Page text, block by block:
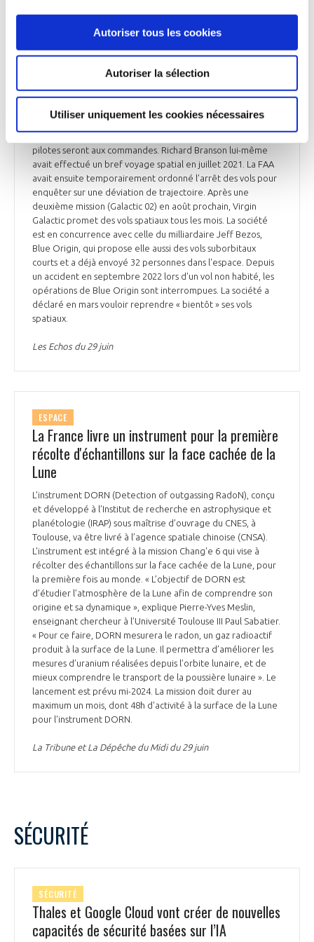
Autoriser tous les cookies
Autoriser la sélection
Utiliser uniquement les cookies nécessaires
par le milliardaire Richard Branson, doit faire décoller ce
jeudi aux Etats-Unis son premier vol commercial suborbital.
Le décollage est prévu de la base de Spaceport America,
dans le désert de l'Etat du Nouveau-Mexique, à 9 heures
locales (15 heures GMT). Quatre passagers embarqueront
dans le vaisseau : deux hauts gradés de l'armée de l'Air
italienne, un ingénieur du Conseil national de la recherche
pilotes seront aux commandes. Richard Branson lui-même
avait effectué un bref voyage spatial en juillet 2021. La FAA
avait ensuite temporairement ordonné l’arrêt des vols pour
enquêter sur une déviation de trajectoire. Après une
deuxième mission (Galactic 02) en août prochain, Virgin
Galactic promet des vols spatiaux tous les mois. La société
est en concurrence avec celle du milliardaire Jeff Bezos,
Blue Origin, qui propose elle aussi des vols suborbitaux
courts et a déjà envoyé 32 personnes dans l'espace. Depuis
un accident en septembre 2022 lors d'un vol non habité, les
opérations de Blue Origin sont interrompues. La société a
déclaré en mars vouloir reprendre « bientôt » ses vols
spatiaux.
Les Echos du 29 juin
ESPACE
La France livre un instrument pour la première
récolte d'échantillons sur la face cachée de la
Lune
L’instrument DORN (Detection of outgassing RadoN), conçu
et développé à l’Institut de recherche en astrophysique et
planétologie (IRAP) sous maîtrise d’ouvrage du CNES, à
Toulouse, va être livré à l’agence spatiale chinoise (CNSA).
L'instrument est intégré à la mission Chang'e 6 qui vise à
récolter des échantillons sur la face cachée de la Lune, pour
la première fois au monde. « L’objectif de DORN est
d’étudier l’atmosphère de la Lune afin de comprendre son
origine et sa dynamique », explique Pierre-Yves Meslin,
enseignant chercheur à l’Université Toulouse III Paul Sabatier.
« Pour ce faire, DORN mesurera le radon, un gaz radioactif
produit à la surface de la Lune. Il permettra d’améliorer les
mesures d’uranium réalisées depuis l’orbite lunaire, et de
mieux comprendre le transport de la poussière lunaire ». Le
lancement est prévu mi-2024. La mission doit durer au
maximum un mois, dont 48h d'activité à la surface de la Lune
pour l'instrument DORN.
La Tribune et La Dépêche du Midi du 29 juin
SÉCURITÉ
SÉCURITÉ
Thales et Google Cloud vont créer de nouvelles
capacités de sécurité basées sur l’IA